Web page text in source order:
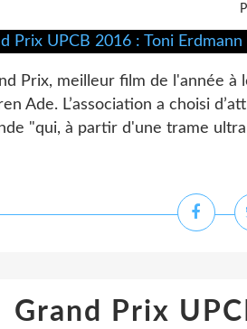
Prix, meilleur film de l'année
Ade. L’association a choisi
"qui, à partir d'une trame
Grand Prix